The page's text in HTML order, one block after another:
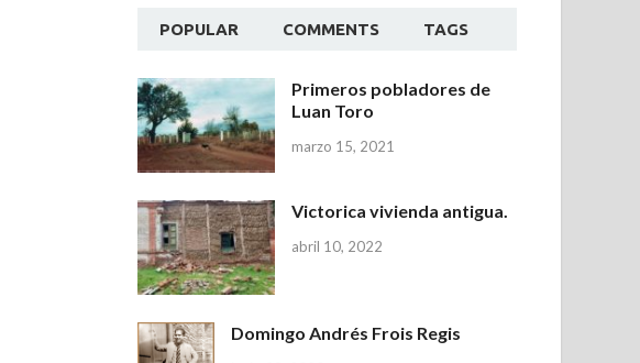
POPULAR COMMENTS TAGS
Primeros pobladores de
Luan Toro
marzo 15, 2021
Victorica vivienda antigua.
abril 10, 2022
Domingo Andrés Frois Regis